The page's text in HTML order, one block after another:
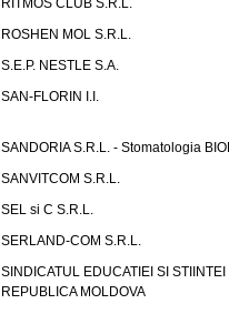
RITMOS CLUB S.R.L.
ROSHEN MOL S.R.L.
S.E.P. NESTLE S.A.
SAN-FLORIN I.I.
SANDORIA S.R.L. - Stomatologia
SANVITCOM S.R.L.
SEL si C S.R.L.
SERLAND-COM S.R.L.
SINDICATUL EDUCATIEI SI STIINTEI
REPUBLICA MOLDOVA